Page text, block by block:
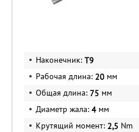
Наконечник: T9
Рабочая длина: 20 мм
Общая длина: 75 мм
Диаметр жала: 4 мм
Крутящий момент: 2,5 Nm